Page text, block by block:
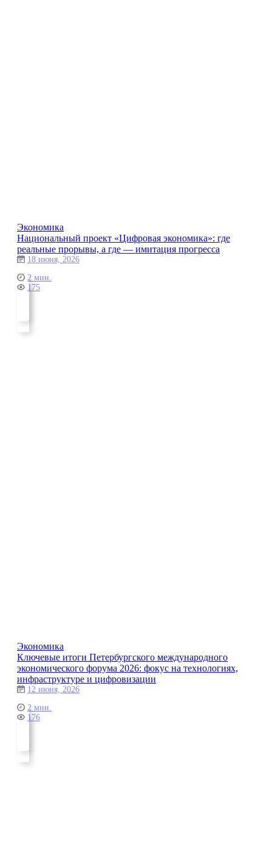
Экономика
Национальный проект «Цифровая экономика»: где
реальные прорывы, а где — имитация прогресса
18 июня, 2026
2 мин.
175
Экономика
Ключевые итоги Петербургского международного
экономического форума 2026: фокус на технологиях,
инфраструктуре и цифровизации
12 июня, 2026
2 мин.
176